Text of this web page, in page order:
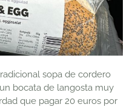
sopa de cordero
bocata de langosta muy
que pagar 20 euros por